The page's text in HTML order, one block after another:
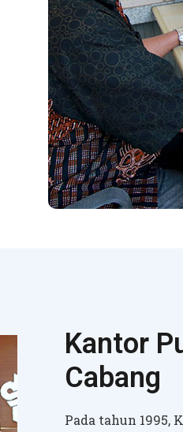
Kantor
Cabang
Pada tahun 1995,